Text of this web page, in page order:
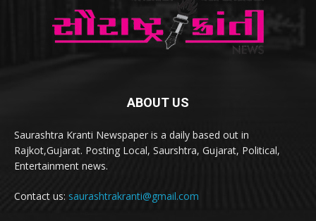
ABOUT US
Saurashtra Kranti Newspaper is a daily based out in
Rajkot,Gujarat. Posting Local, Saurshtra, Gujarat, Political,
Entertainment news.
Contact us: saurashtrakranti@gmail.com